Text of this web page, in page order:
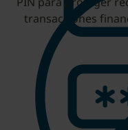
transacciones